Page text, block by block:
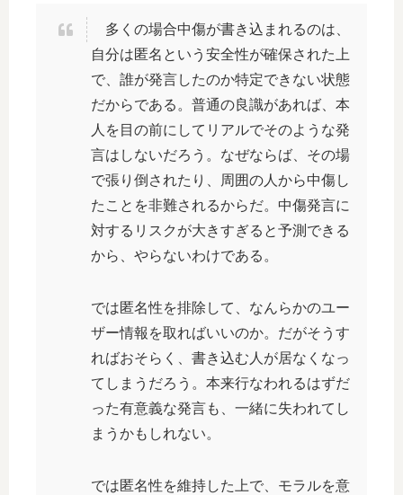
多くの場合中傷が書き込まれるのは、
自分は匿名という安全性が確保された上
で、誰が発言したのか特定できない状態
だからである。普通の良識があれば、本
人を目の前にしてリアルでそのような発
言はしないだろう。なぜならば、その場
で張り倒されたり、周囲の人から中傷し
たことを非難されるからだ。中傷発言に
対するリスクが大きすぎると予測できる
から、やらないわけである。
では匿名性を排除して、なんらかのユー
ザー情報を取ればいいのか。だがそうす
ればおそらく、書き込む人が居なくなっ
てしまうだろう。本来行なわれるはずだ
った有意義な発言も、一緒に失われてし
まうかもしれない。
では匿名性を維持した上で、モラルを意